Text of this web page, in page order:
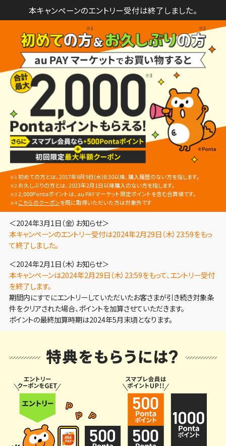
本キャンペーンのエントリー受付は終了しました。
※1 初めての方とは、2017年8月9日(水)8:30以降、購入履歴のない方を指します。
※2 お久しぶりの方とは、2023年2月1日以降購入のない方を指します。
※3 2,000Pontaポイントは、au PAY マーケット限定ポイントを含む合算値です。
※4 こちらのクーポンを既に取得いただいた方は対象外です
＜2024年3月1日（金）お知らせ＞
本キャンペーンのエントリー受付は2024年2月29日（木）23:59をもっ
て終了しました。
＜2024年2月1日（木）お知らせ＞
本キャンペーンは2024年2月29日（木）23:59をもって、エントリー受付
を終了します。
期間内にすでにエントリーしていただいたお客さまが引き続き対象条
件をクリアされた場合、ポイントを加算させていただきます。
ポイントの最終加算時期は2024年5月末頃となります。